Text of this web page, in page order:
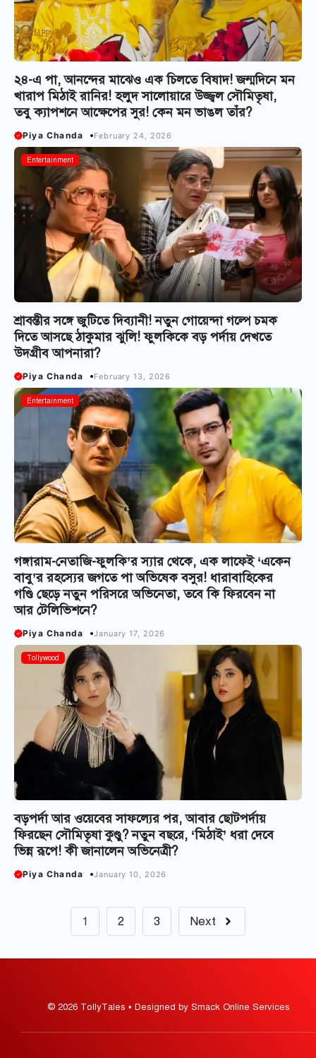
২৪-এ পা, আনন্দের মাঝেও এক চিলতে বিষাদ! জন্মদিনে মন
খারাপ মিঠাই রানির! হলুদ সালোয়ারে উজ্জ্বল সৌমিতৃষা,
তবু ক্যাপশনে আক্ষেপের সুর! কেন মন ভাঙল তাঁর?
Piya Chanda February 24, 2026
Entertainment
শ্রাবন্তীর সঙ্গে জুটিতে দিব্যানী! নতুন গোয়েন্দা গল্পে চমক
দিতে আসছে ঠাকুমার ঝুলি! ফুলকিকে বড় পর্দায় দেখতে
উদগ্রীব আপনারা?
Piya Chanda February 13, 2026
Entertainment
গঙ্গারাম-নেতাজি-ফুলকি’র স্যার থেকে, এক লাফেই ‘একেন
বাবু’র রহস্যের জগতে পা অভিষেক বসুর! ধারাবাহিকের
গণ্ডি ছেড়ে নতুন পরিসরে অভিনেতা, তবে কি ফিরবেন না
আর টেলিভিশনে?
Piya Chanda January 17, 2026
Tollywood
বড়পর্দা আর ওয়েবের সাফল্যের পর, আবার ছোটপর্দায়
ফিরছেন সৌমিতৃষা কুণ্ডু? নতুন বছরে, ‘মিঠাই’ ধরা দেবে
ভিন্ন রূপে! কী জানালেন অভিনেত্রী?
Piya Chanda January 10, 2026
1 2 3 Next
© 2026 TollyTales • Designed by Smack Online Services